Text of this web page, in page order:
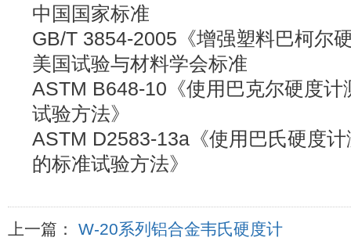
中国国家标准
GB/T 3854-2005《增强塑料巴柯尔
美国试验与材料学会标准
ASTM B648-10《使用巴克尔硬度
试验方法》
ASTM D2583-13a《使用巴氏硬度
的标准试验方法》
上一篇： W-20系列铝合金韦氏硬度计